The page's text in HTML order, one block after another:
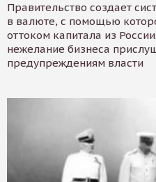
Правительство создает
в валюте, с помощью
оттоком капитала из
нежелание бизнеса
предупреждениям власти